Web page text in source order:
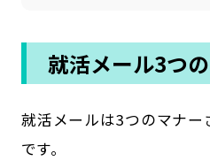
就活メール3つ
就活メールは3つのマナ
です。